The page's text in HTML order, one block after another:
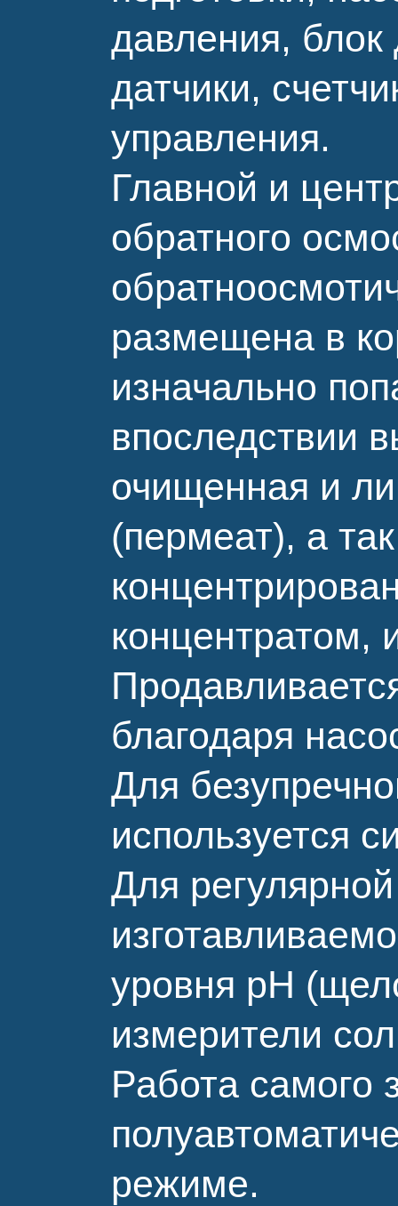
давления,
датчики,
управления.
Главной и
обратного
размещена в
изначально
впоследствии
очищенная и
(пермеат), а
концентратом,
благодаря
Для
используется
Для
уровня рН
измерители
Работа самого
режиме.